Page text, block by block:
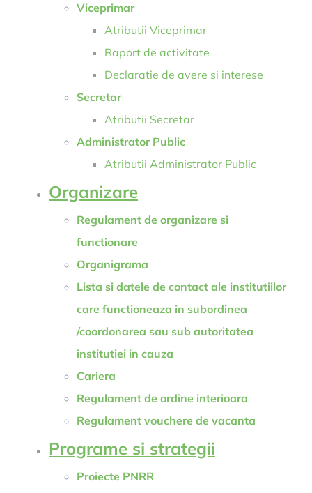
Viceprimar
Atributii Viceprimar
Raport de activitate
Declaratie de avere si interese
Secretar
Atributii Secretar
Administrator Public
Atributii Administrator Public
Organizare
Regulament de organizare si
functionare
Organigrama
Lista si datele de contact ale institutiilor
care functioneaza in subordinea
/coordonarea sau sub autoritatea
institutiei in cauza
Cariera
Regulament de ordine interioara
Regulament vouchere de vacanta
Programe si strategii
Proiecte PNRR